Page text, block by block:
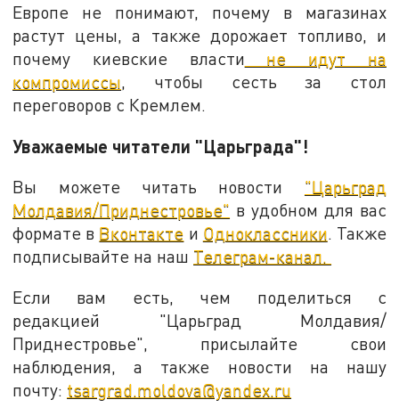
Европе не понимают, почему в магазинах
растут цены, а также дорожает топливо, и
почему киевские власти не идут на
компромиссы, чтобы сесть за стол
переговоров с Кремлем.
Уважаемые читатели "Царьграда"!
Вы можете читать новости "Царьград
Молдавия/Приднестровье" в удобном для вас
формате в Вконтакте и Одноклассники. Также
подписывайте на наш Телеграм-канал.
Если вам есть, чем поделиться с
редакцией "Царьград Молдавия/
Приднестровье", присылайте свои
наблюдения, а также новости на нашу
почту: tsargrad.moldova@yandex.ru